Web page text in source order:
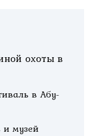
охоты в
в Абу-
и музей